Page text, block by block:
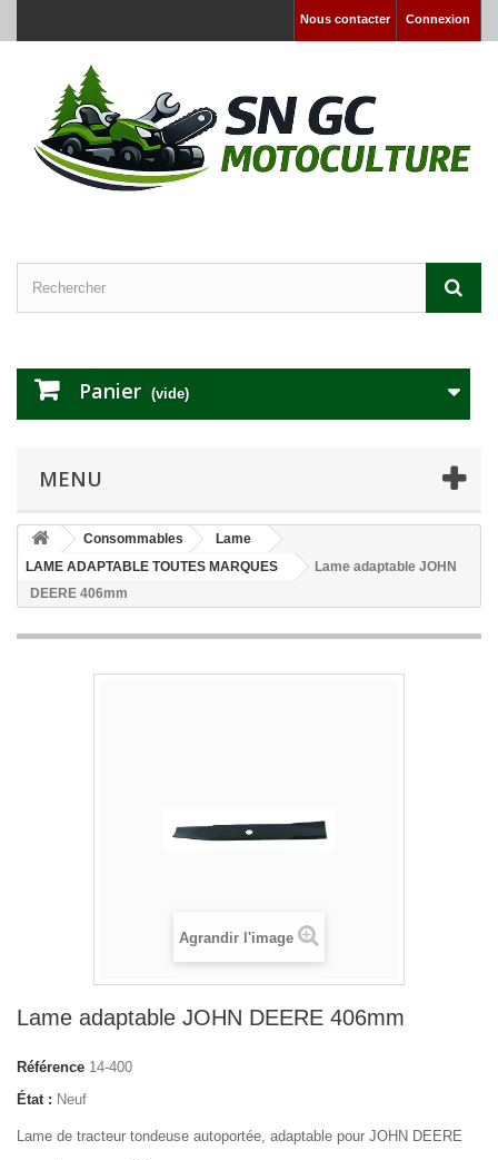
Connexion
Nous contacter
Panier (vide)
MENU
Consommables
Lame
LAME ADAPTABLE TOUTES MARQUES
Lame adaptable JOHN
DEERE 406mm
Agrandir l'image
Lame adaptable JOHN DEERE 406mm
Référence 14-400
État : Neuf
Lame de tracteur tondeuse autoportée, adaptable pour JOHN DEERE